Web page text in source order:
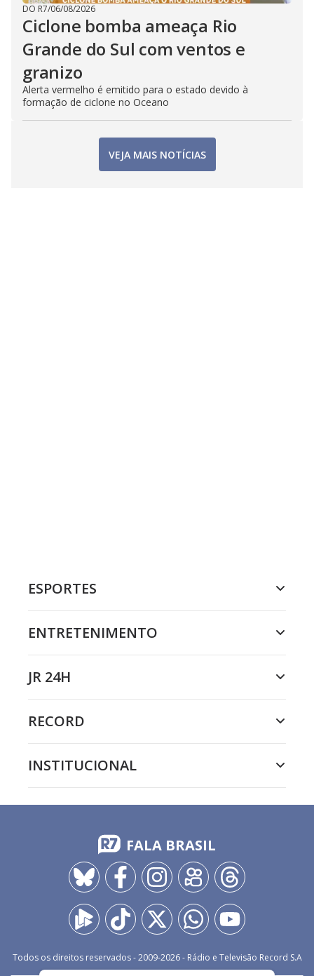
DO R7/06/08/2026
Ciclone bomba ameaça Rio
Grande do Sul com ventos e
granizo
Alerta vermelho é emitido para o estado devido à
formação de ciclone no Oceano
VEJA MAIS NOTÍCIAS
ESPORTES
ENTRETENIMENTO
JR 24H
RECORD
INSTITUCIONAL
FALA BRASIL
Todos os direitos reservados - 2009-2026- Rádio e Televisão Record S.A